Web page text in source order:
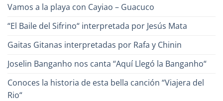
Vamos a la playa con Cayiao – Guacuco
“El Baile del Sifrino“ interpretada por Jesús Mata
Gaitas Gitanas interpretadas por Rafa y Chinin
Joselin Banganho nos canta “Aquí Llegó la Banganho“
Conoces la historia de esta bella canción “Viajera del
Rio“